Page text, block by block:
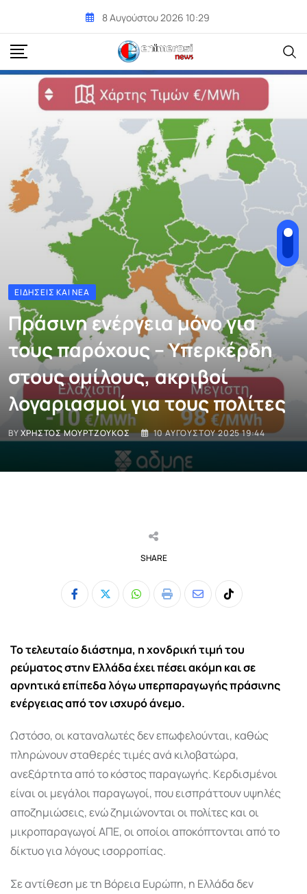
content
8 Αυγούστου 2026 10:29
ΕΙΔΉΣΕΙΣ ΚΑΙ ΝΈΑ
Πράσινη ενέργεια μόνο για
τους παρόχους – Υπερκέρδη
στους ομίλους, ακριβοί
λογαριασμοί για τους πολίτες
BYΧΡΉΣΤΟΣ ΜΟΥΡΤΖΟΎΚΟΣ 10 ΑΥΓΟΎΣΤΟΥ 2025 19:44
SHARE
Whatsapp
Print
ShareTiktok
Το τελευταίο διάστημα, η χονδρική τιμή του
ρεύματος στην Ελλάδα έχει πέσει ακόμη και σε
αρνητικά επίπεδα λόγω υπερπαραγωγής πράσινης
ενέργειας από τον ισχυρό άνεμο.
Ωστόσο, οι καταναλωτές δεν επωφελούνται, καθώς
πληρώνουν σταθερές τιμές ανά κιλοβατώρα,
ανεξάρτητα από το κόστος παραγωγής. Κερδισμένοι
είναι οι μεγάλοι παραγωγοί, που εισπράττουν υψηλές
αποζημιώσεις, ενώ ζημιώνονται οι πολίτες και οι
μικροπαραγωγοί ΑΠΕ, οι οποίοι αποκόπτονται από το
δίκτυο για λόγους ισορροπίας.
Σε αντίθεση με τη Βόρεια Ευρώπη, η Ελλάδα δεν